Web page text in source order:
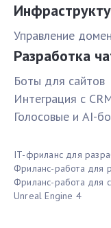
Управление
Разработка
Боты для сайтов
Интеграция с
Голосовые и AI-
IT-фриланс для
Фриланс-работа для
Фриланс-работа для
Unreal Engine 4